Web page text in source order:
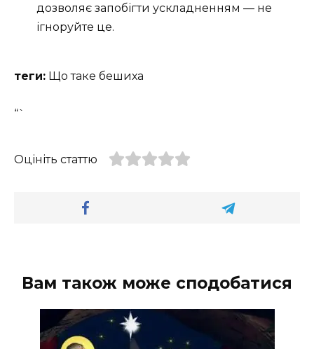
дозволяє запобігти ускладненням — не
ігноруйте це.
теги: Що таке бешиха
“`
Оцініть статтю
Вам також може сподобатися